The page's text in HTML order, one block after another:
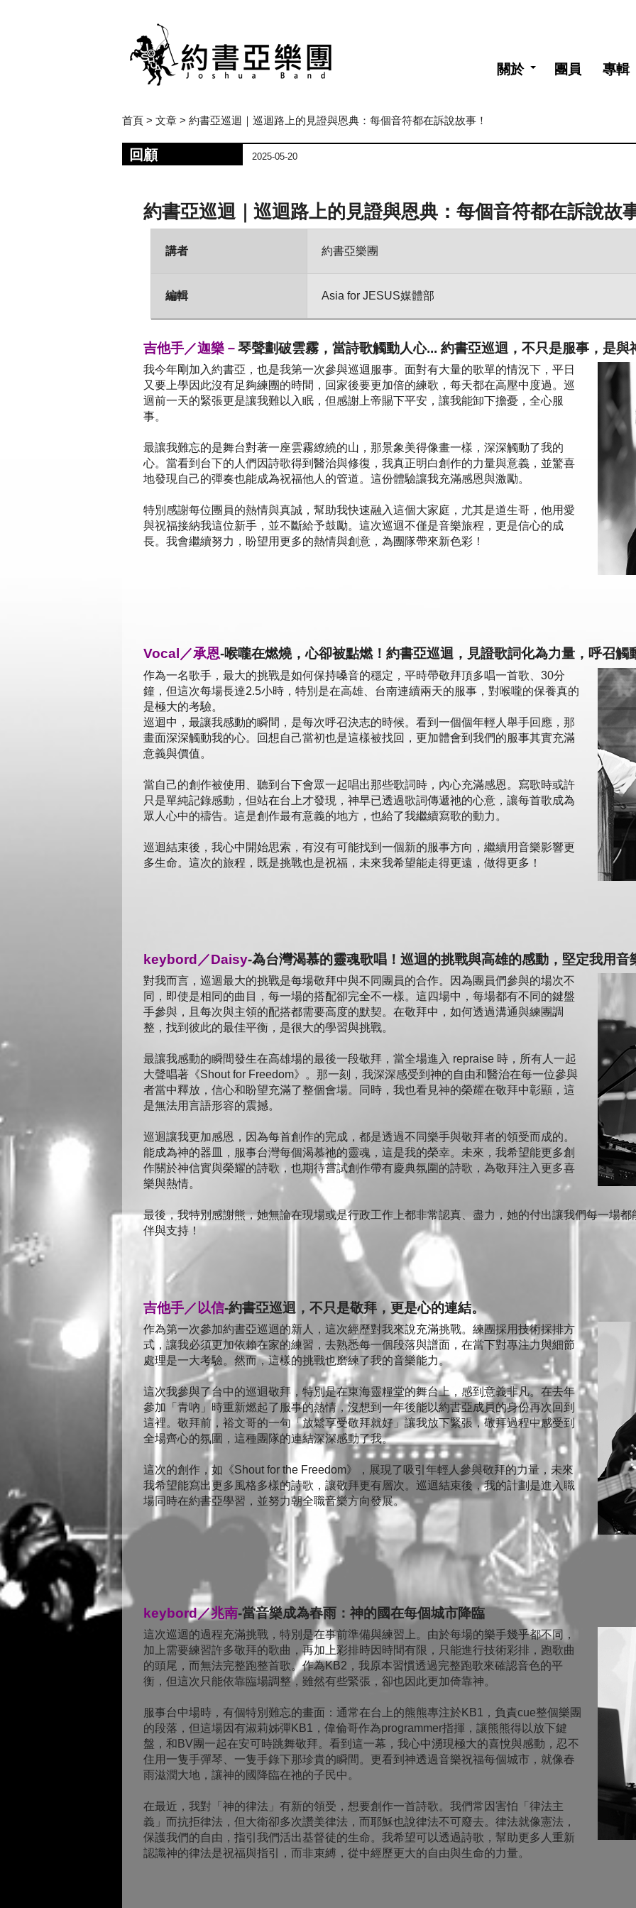
關於 團員 專輯
首頁 > 文章 > 約書亞巡迴｜巡迴路上的見證與恩典：每個音符都在訴說故事！
回顧 2025-05-20
約書亞巡迴｜巡迴路上的見證與恩典：每個音符都在訴說故
講者 約書亞樂團
編輯 Asia for JESUS媒體部
吉他手／迦樂－琴聲劃破雲霧，當詩歌觸動人心... 約書亞巡迴，不只是服事，是與
我今年剛加入約書亞，也是我第一次參與巡迴服事。面對有大量的歌單的情況下，平日
又要上學因此沒有足夠練團的時間，回家後要更加倍的練歌，每天都在高壓中度過。巡
迴前一天的緊張更是讓我難以入眠，但感謝上帝賜下平安，讓我能卸下擔憂，全心服
事。
最讓我難忘的是舞台對著一座雲霧繚繞的山，那景象美得像畫一樣，深深觸動了我的
心。當看到台下的人們因詩歌得到醫治與修復，我真正明白創作的力量與意義，並驚喜
地發現自己的彈奏也能成為祝福他人的管道。這份體驗讓我充滿感恩與激勵。
特別感謝每位團員的熱情與真誠，幫助我快速融入這個大家庭，尤其是道生哥，他用愛
與祝福接納我這位新手，並不斷給予鼓勵。這次巡迴不僅是音樂旅程，更是信心的成
長。我會繼續努力，盼望用更多的熱情與創意，為團隊帶來新色彩！
Vocal／承恩-喉嚨在燃燒，心卻被點燃！約書亞巡迴，見證歌詞化為力量，呼召觸
作為一名歌手，最大的挑戰是如何保持嗓音的穩定，平時帶敬拜頂多唱一首歌、30分
鐘，但這次每場長達2.5小時，特別是在高雄、台南連續兩天的服事，對喉嚨的保養真的
是極大的考驗。
巡迴中，最讓我感動的瞬間，是每次呼召決志的時候。看到一個個年輕人舉手回應，那
畫面深深觸動我的心。回想自己當初也是這樣被找回，更加體會到我們的服事其實充滿
意義與價值。
當自己的創作被使用、聽到台下會眾一起唱出那些歌詞時，內心充滿感恩。寫歌時或許
只是單純記錄感動，但站在台上才發現，神早已透過歌詞傳遞祂的心意，讓每首歌成為
眾人心中的禱告。這是創作最有意義的地方，也給了我繼續寫歌的動力。
巡迴結束後，我心中開始思索，有沒有可能找到一個新的服事方向，繼續用音樂影響更
多生命。這次的旅程，既是挑戰也是祝福，未來我希望能走得更遠，做得更多！
keybord／Daisy-為台灣渴慕的靈魂歌唱！巡迴的挑戰與高雄的感動，堅定我用音
對我而言，巡迴最大的挑戰是每場敬拜中與不同團員的合作。因為團員們參與的場次不
同，即使是相同的曲目，每一場的搭配卻完全不一樣。這四場中，每場都有不同的鍵盤
手參與，且每次與主領的配搭都需要高度的默契。在敬拜中，如何透過溝通與練團調
整，找到彼此的最佳平衡，是很大的學習與挑戰。
最讓我感動的瞬間發生在高雄場的最後一段敬拜，當全場進入 repraise 時，所有人一起
大聲唱著《Shout for Freedom》。那一刻，我深深感受到神的自由和醫治在每一位參與
者當中釋放，信心和盼望充滿了整個會場。同時，我也看見神的榮耀在敬拜中彰顯，這
是無法用言語形容的震撼。
巡迴讓我更加感恩，因為每首創作的完成，都是透過不同樂手與敬拜者的領受而成的。
能成為神的器皿，服事台灣每個渴慕祂的靈魂，這是我的榮幸。未來，我希望能更多創
作關於神信實與榮耀的詩歌，也期待嘗試創作帶有慶典氛圍的詩歌，為敬拜注入更多喜
樂與熱情。
最後，我特別感謝熊，她無論在現場或是行政工作上都非常認真、盡力，她的付出讓我們每一場
伴與支持！
吉他手／以信-約書亞巡迴，不只是敬拜，更是心的連結。
作為第一次參加約書亞巡迴的新人，這次經歷對我來說充滿挑戰。練團採用技術採排方
式，讓我必須更加依賴在家的練習，去熟悉每一個段落與譜面，在當下對專注力與細節
處理是一大考驗。然而，這樣的挑戰也磨練了我的音樂能力。
這次我參與了台中的巡迴敬拜，特別是在東海靈糧堂的舞台上，感到意義非凡。在去年
參加「青吶」時重新燃起了服事的熱情，沒想到一年後能以約書亞成員的身份再次回到
這裡。敬拜前，裕文哥的一句「放鬆享受敬拜就好」讓我放下緊張，敬拜過程中感受到
全場齊心的氛圍，這種團隊的連結深深感動了我。
這次的創作，如《Shout for the Freedom》，展現了吸引年輕人參與敬拜的力量，未來
我希望能寫出更多風格多樣的詩歌，讓敬拜更有層次。巡迴結束後，我的計劃是進入職
場同時在約書亞學習，並努力朝全職音樂方向發展。
keybord／兆南-當音樂成為春雨：神的國在每個城市降臨
這次巡迴的過程充滿挑戰，特別是在事前準備與練習上。由於每場的樂手幾乎都不同，
加上需要練習許多敬拜的歌曲，再加上彩排時因時間有限，只能進行技術彩排，跑歌曲
的頭尾，而無法完整跑整首歌。作為KB2，我原本習慣透過完整跑歌來確認音色的平
衡，但這次只能依靠臨場調整，雖然有些緊張，卻也因此更加倚靠神。
服事台中場時，有個特別難忘的畫面：通常在台上的熊熊專注於KB1，負責cue整個樂團
的段落，但這場因有淑莉姊彈KB1，偉倫哥作為programmer指揮，讓熊熊得以放下鍵
盤，和BV團一起在安可時跳舞敬拜。看到這一幕，我心中湧現極大的喜悅與感動，忍不
住用一隻手彈琴、一隻手錄下那珍貴的瞬間。更看到神透過音樂祝福每個城市，就像春
雨滋潤大地，讓神的國降臨在祂的子民中。
在最近，我對「神的律法」有新的領受，想要創作一首詩歌。我們常因害怕「律法主
義」而抗拒律法，但大衛卻多次讚美律法，而耶穌也說律法不可廢去。律法就像憲法，
保護我們的自由，指引我們活出基督徒的生命。我希望可以透過詩歌，幫助更多人重新
認識神的律法是祝福與指引，而非束縛，從中經歷更大的自由與生命的力量。